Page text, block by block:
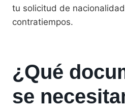
tu solicitud de
contratiempos.
¿Qué
se